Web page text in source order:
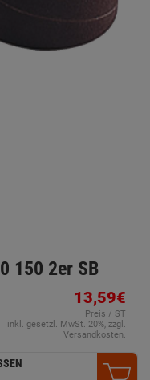
150 2er SB
13,59€
Preis / ST
inkl. gesetzl. MwSt. 20%, zzgl.
Versandkosten.